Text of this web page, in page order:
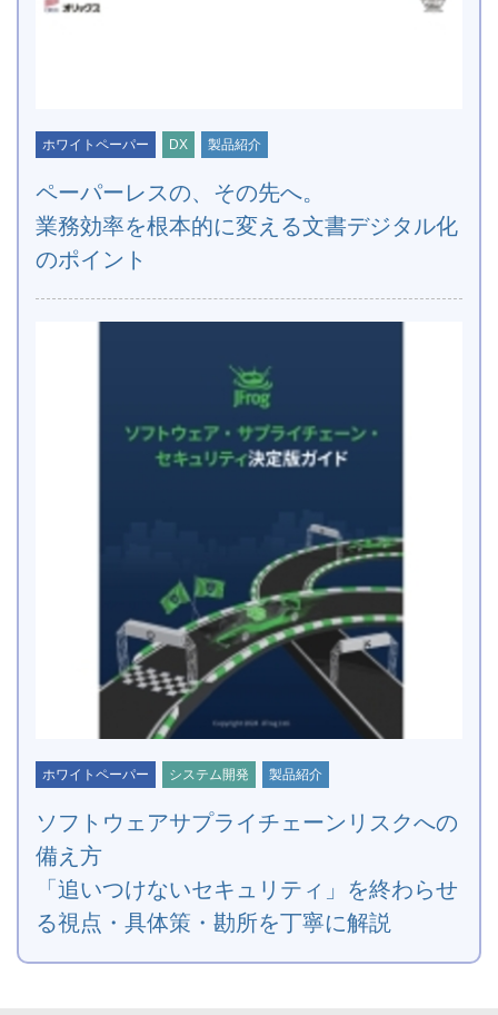
ホワイトペーパー DX 製品紹介
ペーパーレスの、その先へ。
業務効率を根本的に変える文書デジタル化
のポイント
ホワイトペーパー システム開発 製品紹介
ソフトウェアサプライチェーンリスクへの
備え方
「追いつけないセキュリティ」を終わらせ
る視点・具体策・勘所を丁寧に解説